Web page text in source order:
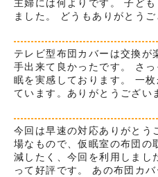
主婦には何よりです。 子ど
ました。 どうもありがとうご
テレビ型布団カバーは交換が
手出来て良かったです。 さ
眠を実感しております。 一
ています。ありがとうござい
今回は早速の対応ありがとう
場なもので、仮眠室の布団の
減したく、今回を利用しまし
って好評です。 あの布団カ